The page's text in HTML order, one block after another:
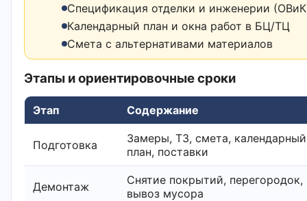
Спецификация отделки и инженерии
Календарный план и окна работ в БЦ/ТЦ
Смета с альтернативами материалов
Этапы и ориентировочные сроки
Этап Содержание
Подготовка
Замеры, ТЗ, смета, календарный
план, поставки
Демонтаж
Снятие покрытий, перегородок,
вывоз мусора